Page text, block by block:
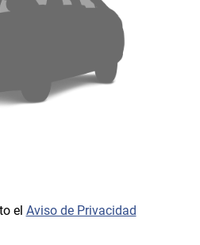
el Aviso de Privacidad